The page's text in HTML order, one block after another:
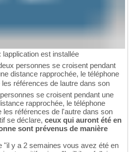
est installée
personnes se croisent pendant
distance rapprochée, le téléphone
les références de lautre dans son
se croisent pendant une
rapprochée, le téléphone
les références de l'autre dans son
se déclare, ceux qui auront été en
sont prévenus de manière
"il y a 2 semaines vous avez été en